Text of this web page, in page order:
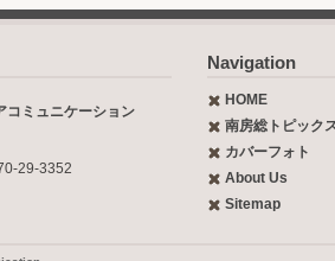
コミュニケーション
29-3352
Navigation
HOME
南房総トピック
カバーフォト
About Us
Sitemap